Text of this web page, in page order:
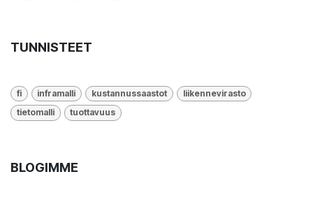
TUNNISTEET
fi inframalli kustannussaastot
liikennevirasto
tietomalli
tuottavuus
BLOGIMME